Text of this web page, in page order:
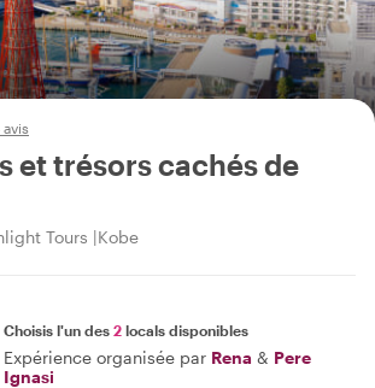
avis
et trésors cachés de
Tours Kobe
Choisis l'un des 2 locals disponibles
Expérience organisée par Rena & Pere
Ignasi